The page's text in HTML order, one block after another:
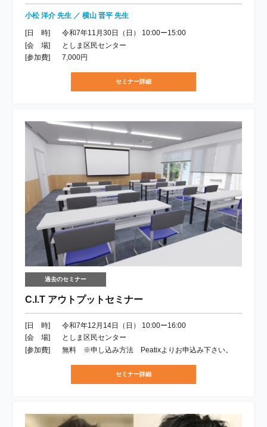
小松 洋介 先生 ／ 横山 晋平 先生
[日 時]
令和7年11月30日（日） 10:00ー15:00
[会 場]
としま区民センター
[参加費]
7,000円
セミナー詳細
過去のセミナー
C.I.T アウトプットセミナー
[日 時]
令和7年12月14日（日） 10:00ー16:00
[会 場]
としま区民センター
[参加費]
無料 ※申し込み方法 Peatixよりお申込み下さい。
セミナー詳細